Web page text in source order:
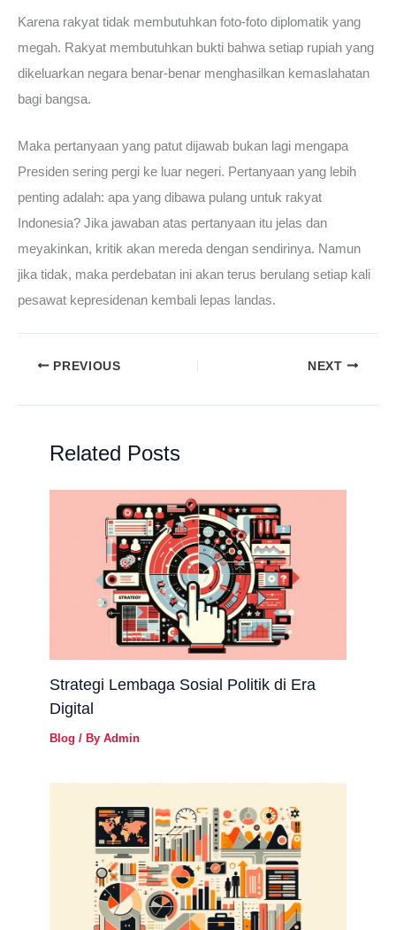
Karena rakyat tidak membutuhkan foto-foto diplomatik yang
megah. Rakyat membutuhkan bukti bahwa setiap rupiah yang
dikeluarkan negara benar-benar menghasilkan kemaslahatan
bagi bangsa.
Maka pertanyaan yang patut dijawab bukan lagi mengapa
Presiden sering pergi ke luar negeri. Pertanyaan yang lebih
penting adalah: apa yang dibawa pulang untuk rakyat
Indonesia? Jika jawaban atas pertanyaan itu jelas dan
meyakinkan, kritik akan mereda dengan sendirinya. Namun
jika tidak, maka perdebatan ini akan terus berulang setiap kali
pesawat kepresidenan kembali lepas landas.
PREVIOUS NEXT
Related Posts
Strategi Lembaga Sosial Politik di Era
Digital
Blog / ByAdmin